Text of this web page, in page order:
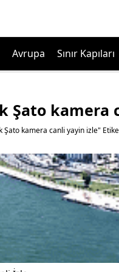
Avrupa Sınır Kapıları
Şato kamera
Şato kamera canli yayin izle"